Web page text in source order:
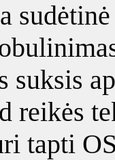
suksis
reikės
tapti